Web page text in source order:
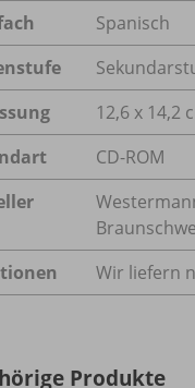
Spanisch
12,6 x 14,2
CD-ROM
Wir liefern
Produkte